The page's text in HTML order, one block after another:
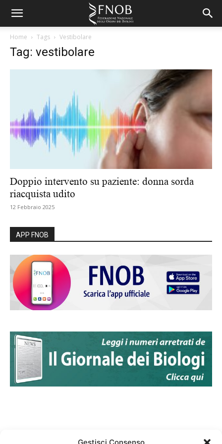
Home Tags Vestibolare
Tag: vestibolare
Doppio intervento su paziente: donna sorda
riacquista udito
12 Febbraio 2025
APP FNOB